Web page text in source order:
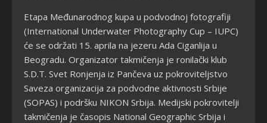
Etapa Međunarodnog kupa u podvodnoj fotografiji
(International Underwater Photography Cup – IUPC)
će se održati 15. aprila na jezeru Ada Ciganlija u
Beogradu. Organizator takmičenja je ronilački klub
S.D.T. Svet Ronjenja iz Pančeva uz pokroviteljstvo
Saveza organizacija za podvodne aktivnosti Srbije
(SOPAS) i podršku NIKON Srbija. Medijski pokrovitelji
takmičenja je časopis National Geographic Srbija i